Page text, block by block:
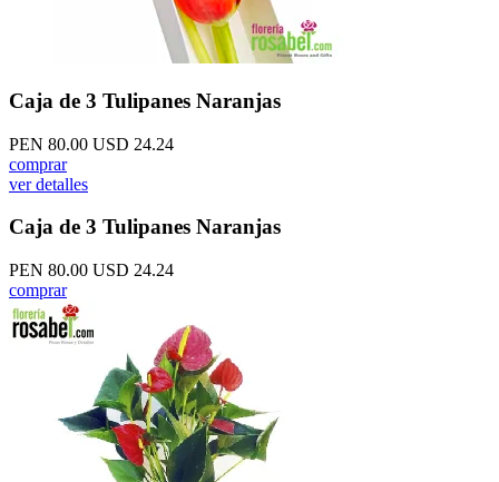
Caja de 3 Tulipanes Naranjas
PEN 80.00 USD 24.24
comprar
ver detalles
Caja de 3 Tulipanes Naranjas
PEN 80.00 USD 24.24
comprar